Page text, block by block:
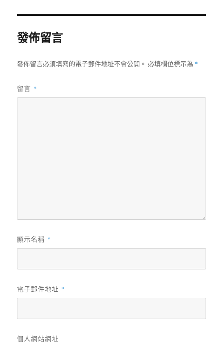
發佈留言
發佈留言必須填寫的電子郵件地址不會公開。 必填欄位標示為 *
留言 *
顯示名稱 *
電子郵件地址 *
個人網站網址